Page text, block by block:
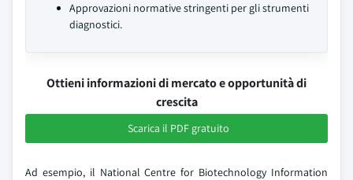
Approvazioni normative stringenti per gli strumenti
diagnostici.
Ottieni informazioni di mercato e opportunità di
crescita
Scarica il PDF gratuito
Ad esempio, il National Centre for Biotechnology Information